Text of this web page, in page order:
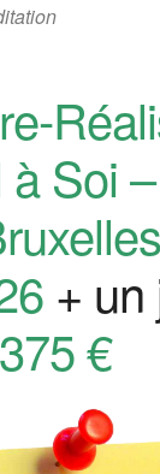
à Soi
+ un
€